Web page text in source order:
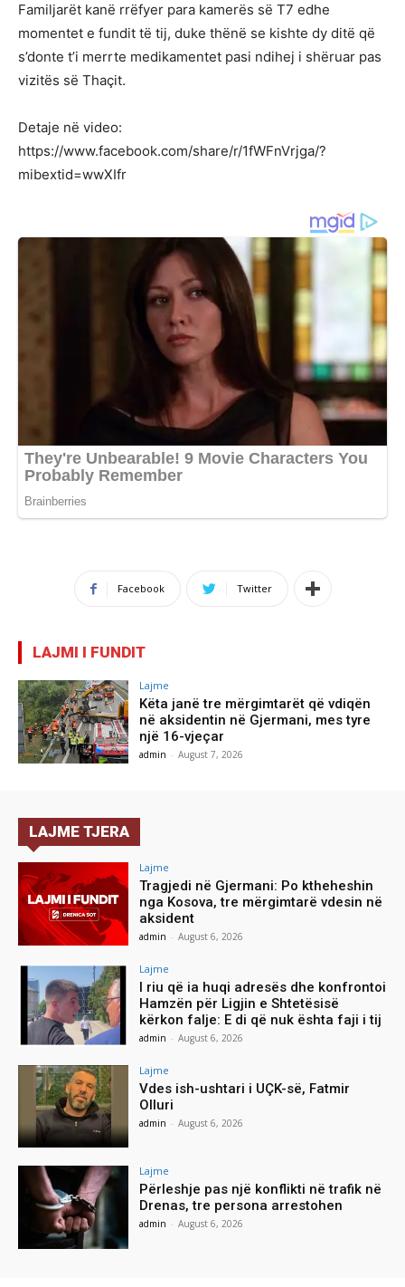
Familjarët kanë rrëfyer para kamerës së T7 edhe
momentet e fundit të tij, duke thënë se kishte dy ditë që
s’donte t’i merrte medikamentet pasi ndihej i shëruar pas
vizitës së Thaçit.
Detaje në video:
https://www.facebook.com/share/r/1fWFnVrjga/?
mibextid=wwXIfr
Facebook Twitter
LAJMI I FUNDIT
Lajme
Këta janë tre mërgimtarët që vdiqën
në aksidentin në Gjermani, mes tyre
një 16-vjeçar
admin - August 7, 2026
LAJME TJERA
Lajme
Tragjedi në Gjermani: Po ktheheshin
nga Kosova, tre mërgimtarë vdesin në
aksident
admin - August 6, 2026
Lajme
I riu që ia huqi adresës dhe konfrontoi
Hamzën për Ligjin e Shtetësisë
kërkon falje: E di që nuk ështa faji i tij
admin - August 6, 2026
Lajme
Vdes ish-ushtari i UÇK-së, Fatmir
Olluri
admin - August 6, 2026
Lajme
Përleshje pas një konflikti në trafik në
Drenas, tre persona arrestohen
admin - August 6, 2026